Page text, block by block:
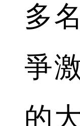
多
爭
的